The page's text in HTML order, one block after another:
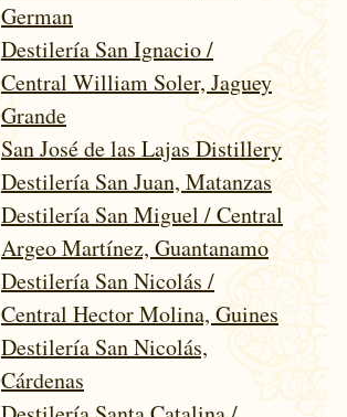
German
Destilería San Ignacio /
Central William Soler, Jaguey
Grande
San José de las Lajas Distillery
Destilería San Juan, Matanzas
Destilería San Miguel / Central
Argeo Martínez, Guantanamo
Destilería San Nicolás /
Central Hector Molina, Guines
Destilería San Nicolás,
Cárdenas